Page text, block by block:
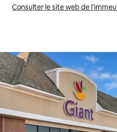
Consulter le site web de